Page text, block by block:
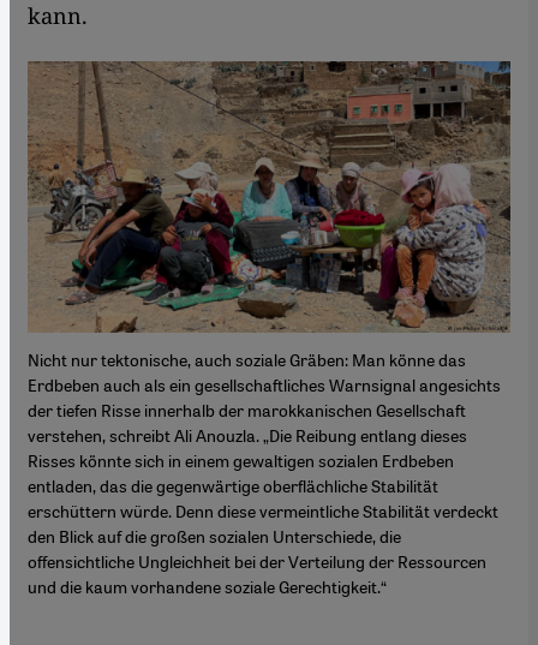
kann.
Nicht nur tektonische, auch soziale Gräben: Man könne das
Erdbeben auch als ein gesellschaftliches Warnsignal angesichts
der tiefen Risse innerhalb der marokkanischen Gesellschaft
verstehen, schreibt Ali Anouzla. „Die Reibung entlang dieses
Risses könnte sich in einem gewaltigen sozialen Erdbeben
entladen, das die gegenwärtige oberflächliche Stabilität
erschüttern würde. Denn diese vermeintliche Stabilität verdeckt
den Blick auf die großen sozialen Unterschiede, die
offensichtliche Ungleichheit bei der Verteilung der Ressourcen
und die kaum vorhandene soziale Gerechtigkeit.“